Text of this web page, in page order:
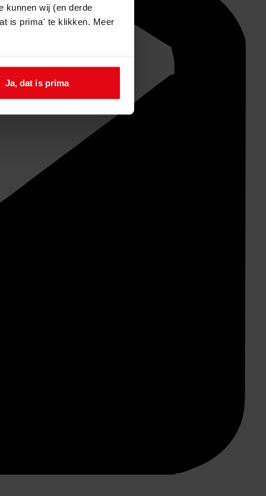
kunnen wij (en derde
is prima' te klikken. Meer
Ja, dat is prima